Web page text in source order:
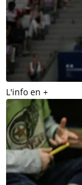
L'info en +